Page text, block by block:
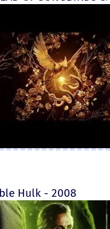
Hulk - 2008